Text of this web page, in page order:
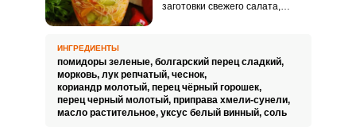
заготовки свежего салата,
разнообразными специями,
уксусом и растительным
маслом. Овощи в салате
сохраняют витамины и
полезные свойства, так как не
проходят термическую
ИНГРЕДИЕНТЫ
помидоры зеленые, болгарский перец сладкий,
морковь, лук репчатый, чеснок,
кориандр молотый, перец чёрный горошек,
перец черный молотый, приправа хмели-сунели,
масло растительное, уксус белый винный, соль